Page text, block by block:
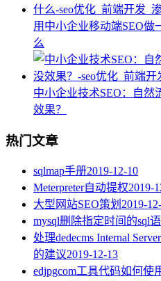
用中小企业移动端SEO做
么
中小企业技术SEO：自然
效果？
热门文章
sqlmap手册2019-12-10
Meterpreter自动提权2019-
大型网站SEO策划 2019-
mysql删除指定时间的sql
处理dedecms Internal
的建议2019-12-13
edjpgcom工具代码如何使